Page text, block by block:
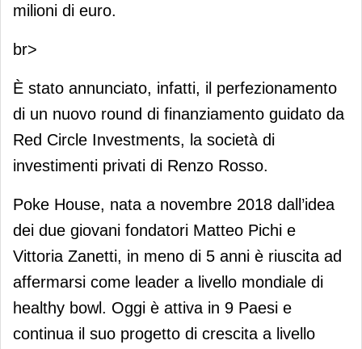
milioni di euro.
br>
È stato annunciato, infatti, il perfezionamento
di un nuovo round di finanziamento guidato da
Red Circle Investments, la società di
investimenti privati di Renzo Rosso.
Poke House, nata a novembre 2018 dall’idea
dei due giovani fondatori Matteo Pichi e
Vittoria Zanetti, in meno di 5 anni è riuscita ad
affermarsi come leader a livello mondiale di
healthy bowl. Oggi è attiva in 9 Paesi e
continua il suo progetto di crescita a livello